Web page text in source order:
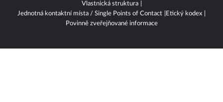
Vlastnická struktura
Jednotná kontaktní místa / Single Points of Contact
Etický kodex
Povinně zveřejňované informace